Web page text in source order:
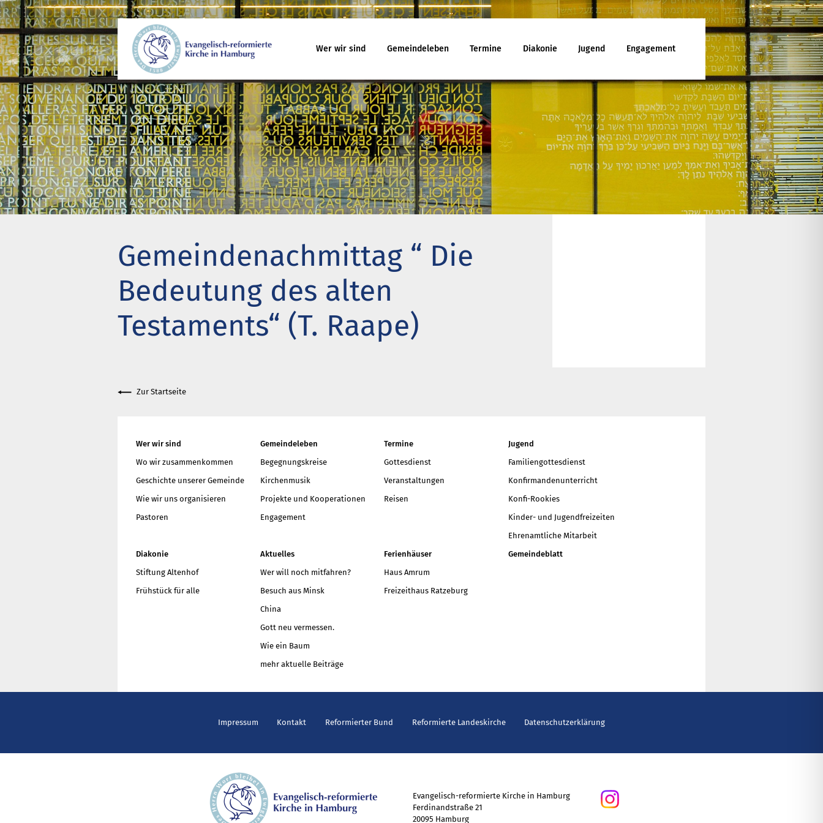
Wer wir sind Gemeindeleben Termine Diakonie Jugend Engagement
Wer wir sind
Wo wir zusammenkommen
Geschichte unserer Gemeinde
Wie wir uns organisieren
Pastoren
Gemeindeleben
Begegnungskreise
Kirchenmusik
Projekte und Kooperationen
Engagement
Termine
Gottesdienst
Veranstaltungen
Reisen
Familiengottesdienst
Konfirmandenunterricht
Diakonie
Frühstück für alle
Aktuelles
Besuch aus Minsk
Gott neu vermessen.
Wie ein Baum
mehr aktuelle Beiträge
Ferienhäuser
Freizeithaus Ratzeburg
Gemeindeblatt
Gemeindenachmittag “ Die
Bedeutung des alten
Testaments“ (T. Raape)
Zur Startseite
Wer wir sind
Wo wir zusammenkommen
Geschichte unserer Gemeinde
Wie wir uns organisieren
Pastoren
Gemeindeleben
Begegnungskreise
Kirchenmusik
Projekte und Kooperationen
Engagement
Termine
Gottesdienst
Veranstaltungen
Reisen
Jugend
Familiengottesdienst
Konfirmandenunterricht
Konfi-Rookies
Kinder- und Jugendfreizeiten
Ehrenamtliche Mitarbeit
Diakonie
Stiftung Altenhof
Frühstück für alle
Aktuelles
Wer will noch mitfahren?
Besuch aus Minsk
China
Gott neu vermessen.
Wie ein Baum
mehr aktuelle Beiträge
Ferienhäuser
Haus Amrum
Freizeithaus Ratzeburg
Gemeindeblatt
Impressum Kontakt Reformierter Bund Reformierte Landeskirche Datenschutzerklärung
Evangelisch-reformierte Kirche in Hamburg
Ferdinandstraße 21
20095 Hamburg